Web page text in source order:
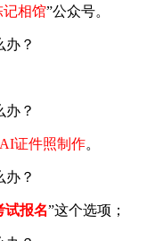
记相馆”公众号。
AI证件照制作。
试报名”这个选项；